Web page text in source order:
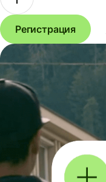
Регистрация